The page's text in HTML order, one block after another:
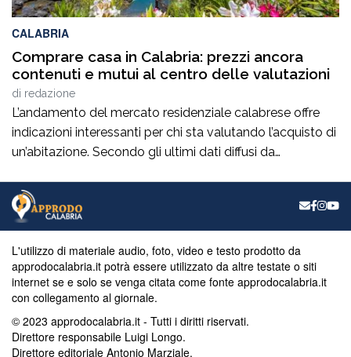
CALABRIA
Comprare casa in Calabria: prezzi ancora
contenuti e mutui al centro delle valutazioni
di redazione
L’andamento del mercato residenziale calabrese offre
indicazioni interessanti per chi sta valutando l’acquisto di
un’abitazione. Secondo gli ultimi dati diffusi da
per gli immobili residenziali in Calabria si attesta intorno
ai 961 euro al metro quadrato, confermando valori tra i
più contenuti a livello nazionale. Per chi […]
L'utilizzo di materiale audio, foto, video e testo prodotto da
approdocalabria.it potrà essere utilizzato da altre testate o siti
internet se e solo se venga citata come fonte approdocalabria.it
con collegamento al giornale.
© 2023 approdocalabria.it - Tutti i diritti riservati.
Direttore responsabile Luigi Longo.
Direttore editoriale Antonio Marziale.